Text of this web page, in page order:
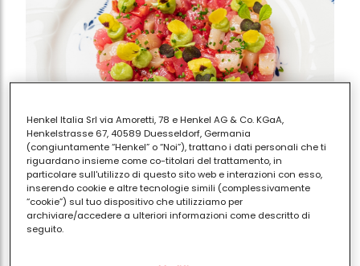
Ricetta della tartare di tonno in
agrodolce
Henkel Italia Srl via Amoretti, 78 e Henkel AG & Co. KGaA,
Henkelstrasse 67, 40589 Duesseldorf, Germania
(congiuntamente “Henkel” o “Noi”), trattano i dati personali che ti
riguardano insieme come co-titolari del trattamento, in
particolare sull'utilizzo di questo sito web e interazioni con esso,
inserendo cookie e altre tecnologie simili (complessivamente
“cookie”) sul tuo dispositivo che utilizziamo per
archiviare/accedere a ulteriori informazioni come descritto di
seguito.